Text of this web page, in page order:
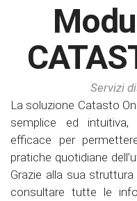
Servizi
La soluzione Catasto
semplice ed
efficace per
pratiche quotidiane
Grazie alla sua
consultare tutte le